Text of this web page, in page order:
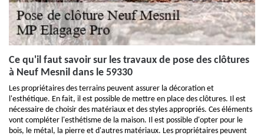
Ce qu'il faut savoir sur les travaux de pose des clôtures
à Neuf Mesnil dans le 59330
Les propriétaires des terrains peuvent assurer la décoration et
l'esthétique. En fait, il est possible de mettre en place des clôtures. Il est
nécessaire de choisir des matériaux et des styles appropriés. Ces éléments
vont compléter l'esthétisme de la maison. Il est possible d'opter pour le
bois, le métal, la pierre et d'autres matériaux. Les propriétaires peuvent